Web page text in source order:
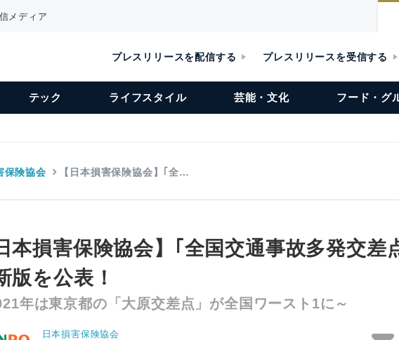
メディア
プレスリリースを配信する プレスリリースを受信する
テック ライフスタイル 芸能・文化 フード・グ
保険協会 【日本損害保険協会】｢全…
本損害保険協会】｢全国交通事故多発交差
版を公表！
年は東京都の「大原交差点」が全国ワースト1に～
日本損害保険協会